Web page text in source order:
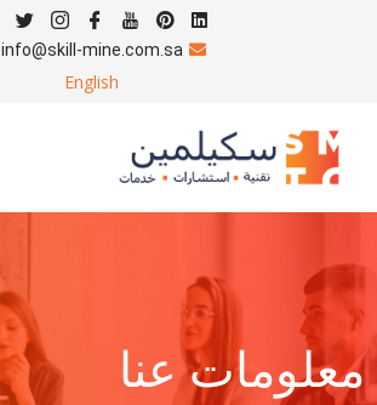
info@skill-mine.com.sa
English
معلومات عنا